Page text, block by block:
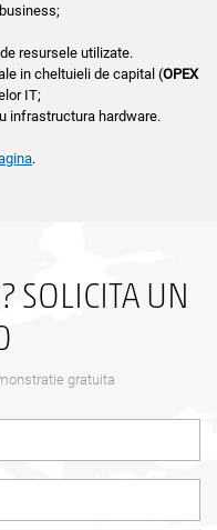
resursele utilizate.
in cheltuieli de capital (OPEX
IT;
infrastructura hardware.
.
SOLICITA UN
gratuita